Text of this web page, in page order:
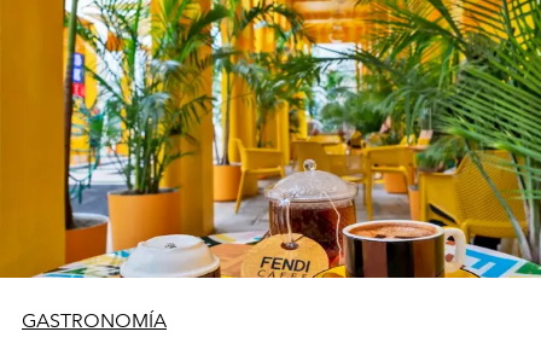
GASTRONOMÍA